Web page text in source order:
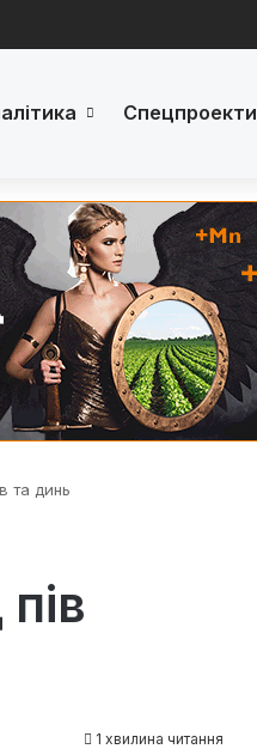
Спецпроекти
та динь
1 хвилина читання